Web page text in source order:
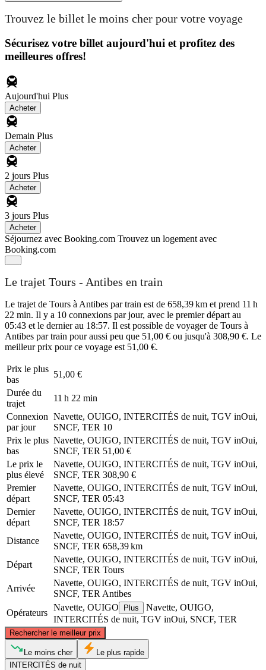
Trouvez le billet le moins cher pour votre voyage
Sécurisez votre billet aujourd'hui et profitez des
meilleures offres!
Aujourd'hui Plus
Acheter
Demain Plus
Acheter
2 jours Plus
Acheter
3 jours Plus
Acheter
Séjournez avec Booking.com Trouvez un logement avec
Booking.com
Le trajet Tours - Antibes en train
Le trajet de Tours à Antibes par train est de 658,39 km et prend 11 h
22 min. Il y a 10 connexions par jour, avec le premier départ au
05:43 et le dernier au 18:57. Il est possible de voyager de Tours à
Antibes par train pour aussi peu que 51,00 € ou jusqu'à 308,90 €. Le
meilleur prix pour ce voyage est 51,00 €.
Prix ​​le plus
bas
51,00 €
Durée du
trajet
11 h 22 min
Connexion
par jour
Navette, OUIGO, INTERCITÉS de nuit, TGV inOui,
SNCF, TER 10
Prix ​​le plus
bas
Navette, OUIGO, INTERCITÉS de nuit, TGV inOui,
SNCF, TER 51,00 €
Le prix le
plus élevé
Navette, OUIGO, INTERCITÉS de nuit, TGV inOui,
SNCF, TER 308,90 €
Premier
départ
Navette, OUIGO, INTERCITÉS de nuit, TGV inOui,
SNCF, TER 05:43
Dernier
départ
Navette, OUIGO, INTERCITÉS de nuit, TGV inOui,
SNCF, TER 18:57
Distance
Navette, OUIGO, INTERCITÉS de nuit, TGV inOui,
SNCF, TER 658,39 km
Départ
Navette, OUIGO, INTERCITÉS de nuit, TGV inOui,
SNCF, TER Tours
Arrivée
Navette, OUIGO, INTERCITÉS de nuit, TGV inOui,
SNCF, TER Antibes
Opérateurs
Navette, OUIGO Plus
Navette, OUIGO,
INTERCITÉS de nuit, TGV inOui, SNCF, TER
Rechercher le meilleur prix
Tours
© CARTO , ©OpenStreetMapcontributors
Le moins cher
Le plus rapide
INTERCITÉS de nuit